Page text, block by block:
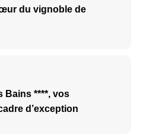
du vignoble de
Bains ****, vos
d’exception